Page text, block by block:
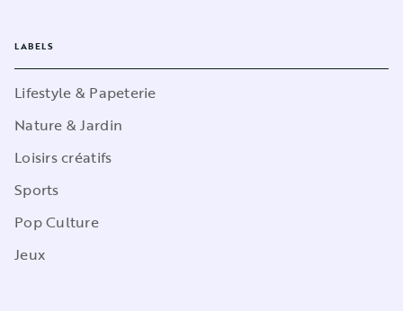
LABELS
Lifestyle & Papeterie
Nature & Jardin
Loisirs créatifs
Sports
Pop Culture
Jeux